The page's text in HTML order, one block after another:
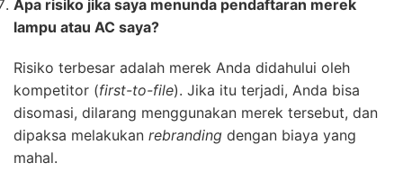
Apa risiko jika saya menunda pendaftaran merek
lampu atau AC saya?
Risiko terbesar adalah merek Anda didahului oleh
kompetitor (first-to-file). Jika itu terjadi, Anda bisa
disomasi, dilarang menggunakan merek tersebut, dan
dipaksa melakukan rebranding dengan biaya yang
mahal.